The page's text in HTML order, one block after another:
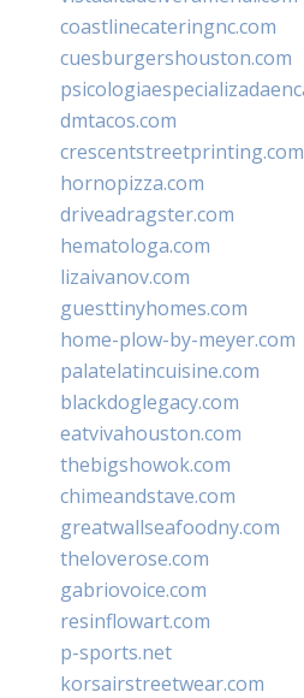
coastlinecateringnc.com
cuesburgershouston.com
dmtacos.com
crescentstreetprinting.com
hornopizza.com
driveadragster.com
hematologa.com
lizaivanov.com
guesttinyhomes.com
home-plow-by-meyer.com
palatelatincuisine.com
blackdoglegacy.com
eatvivahouston.com
thebigshowok.com
chimeandstave.com
greatwallseafoodny.com
theloverose.com
gabriovoice.com
resinflowart.com
p-sports.net
korsairstreetwear.com